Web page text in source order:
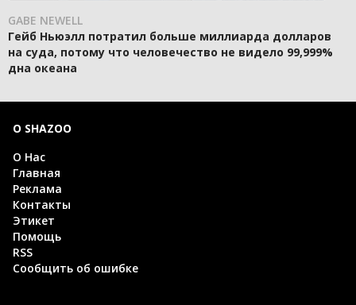
GABE NEWELL
Гейб Ньюэлл потратил больше миллиарда долларов
на суда, потому что человечество не видело 99,999%
дна океана
О SHAZOO
О Нас
Главная
Реклама
Контакты
Этикет
Помощь
RSS
Сообщить об ошибке